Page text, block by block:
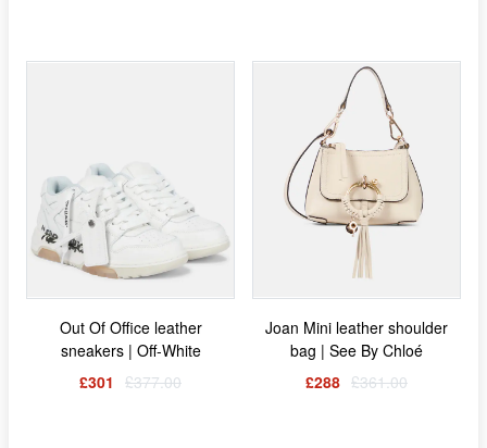
Out Of Office leather
sneakers | Off-White
£301 £377.00
Joan Mini leather shoulder
bag | See By Chloé
£288 £361.00